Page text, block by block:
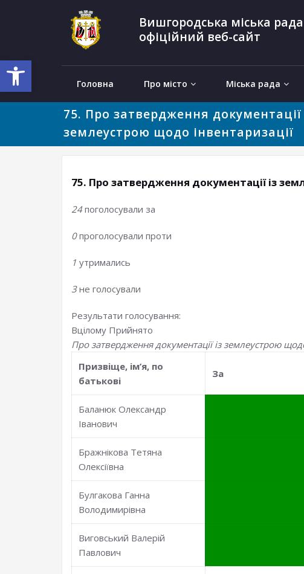
Відкрити Панель інструментів
Вишгородська міська рада
офіційний веб-сайт
Головна Про місто Міська рада
75. Про затвердження документації
землеустрою щодо інвентаризації
75. Про затвердження документації із
24поголосували за
0проголосували проти
1 утримались
3не голосували
Результати голосування:
Вцілому Прийнято
Про затвердження документації із землеустрою
Призвiще, iм’я, по
батьковi
За
Баланюк Олександр
Іванович
Бражнікова Тетяна
Олексіївна
Булгакова Ганна
Володимирівна
Виговський Валерій
Павлович